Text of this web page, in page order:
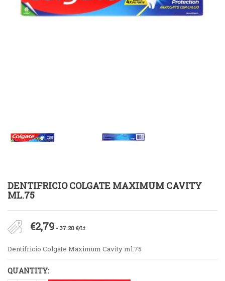
DENTIFRICIO COLGATE MAXIMUM CAVITY
ML.75
€2,79 - 37.20 €/Lt
Dentifricio Colgate Maximum Cavity ml.75
QUANTITY: